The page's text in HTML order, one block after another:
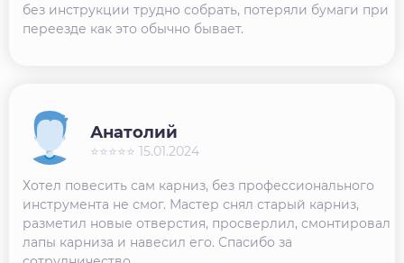
без инструкции трудно собрать, потеряли бумаги при
переезде как это обычно бывает.
Хотел повесить сам карниз, без профессионального
инструмента не смог. Мастер снял старый карниз,
разметил новые отверстия, просверлил, смонтировал
лапы карниза и навесил его. Спасибо за
Анатолий
⭐⭐⭐⭐⭐ 15.01.2024